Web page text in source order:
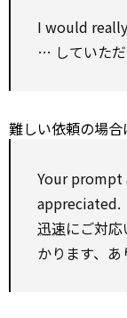
I would really
… していただ
難しい依頼の場
Yourprompt
appreciated.
迅速にご対
かります、あ